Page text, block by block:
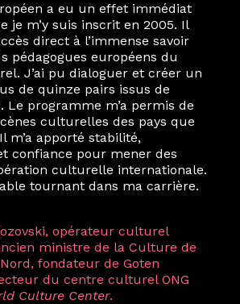
a eu un effet immédiat
je m’y suis inscrit en 2005. Il
direct à l’immense savoir
pédagogues européens du
J’ai pu dialoguer et créer un
de quinze pairs issus de
Le programme m’a permis de
culturelles des pays que
m’a apporté stabilité,
confiance pour mener des
culturelle internationale.
tournant dans ma carrière.
opérateur culturel
ministre de la Culture de
fondateur de Goten
du centre culturel ONG
Culture Center.